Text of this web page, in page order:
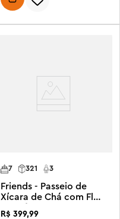
321 3
7
Friends - Passeio de
Xícara de Chá com Flor
R$ 399,99